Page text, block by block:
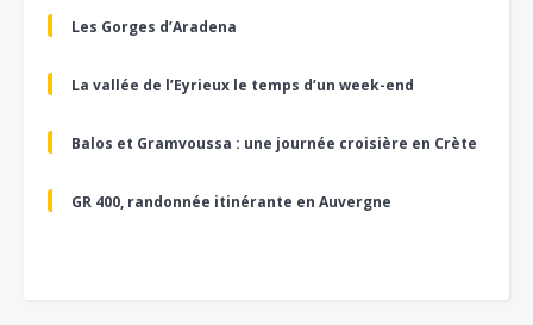
Les Gorges d’Aradena
La vallée de l’Eyrieux le temps d’un week-end
Balos et Gramvoussa : une journée croisière en Crète
GR 400, randonnée itinérante en Auvergne